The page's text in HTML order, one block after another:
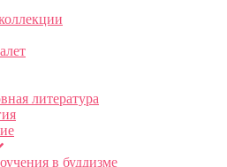
литература
в буддизме